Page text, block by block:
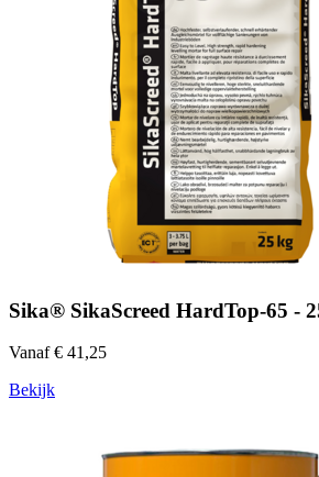
Sika® SikaScreed HardTop-65 -
Vanaf € 41,25
Bekijk